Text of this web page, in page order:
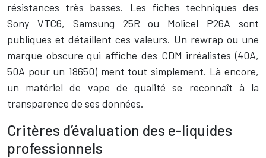
résistances très basses. Les fiches techniques des
Sony VTC6, Samsung 25R ou Molicel P26A sont
publiques et détaillent ces valeurs. Un rewrap ou une
marque obscure qui affiche des CDM irréalistes (40A,
50A pour un 18650) ment tout simplement. Là encore,
un matériel de vape de qualité se reconnaît à la
transparence de ses données.
Critères d’évaluation des e-liquides
professionnels